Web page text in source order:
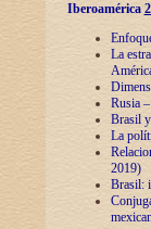
Iberoamérica
La
Rusia
Brasil
La
2019)
Brasil: